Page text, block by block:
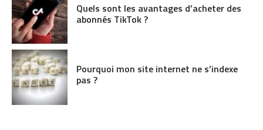
Quels sont les avantages d’acheter des
abonnés TikTok ?
Pourquoi mon site internet ne s’indexe
pas ?